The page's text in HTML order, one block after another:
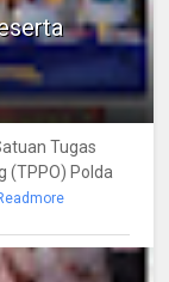
Tugas
(TPPO) Polda